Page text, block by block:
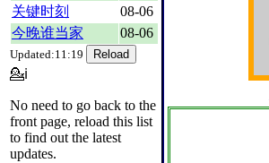
关键时刻
08-06
今晚谁当家
08-06
Updated:11:19
💁ℹ
No need to go back to the
front page, reload this list
to find out the latest
updates.